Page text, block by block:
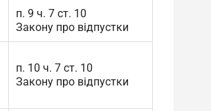
п. 9 ч. 7 ст. 10
Закону про відпустки
п. 10 ч. 7 ст. 10
Закону про відпустки